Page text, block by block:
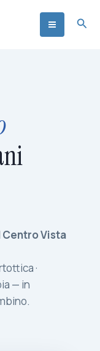
Centro Vista
·
— in